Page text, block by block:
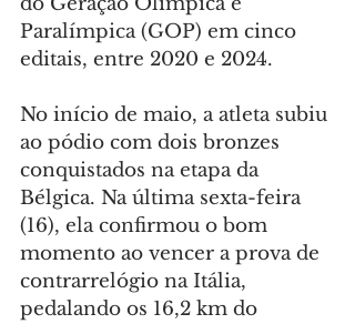
Paralímpica (GOP) em cinco
editais, entre 2020 e 2024.
No início de maio, a atleta subiu
ao pódio com dois bronzes
conquistados na etapa da
Bélgica. Na última sexta-feira
(16), ela confirmou o bom
momento ao vencer a prova de
contrarrelógio na Itália,
pedalando os 16,2 km do